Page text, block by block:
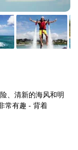
、清新的海风和明
常有趣 - 背着